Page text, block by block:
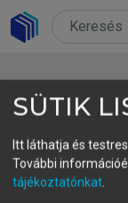
3.3.3.
SÜTIK
Itt láthatja és
További
tájékoztatónkat.